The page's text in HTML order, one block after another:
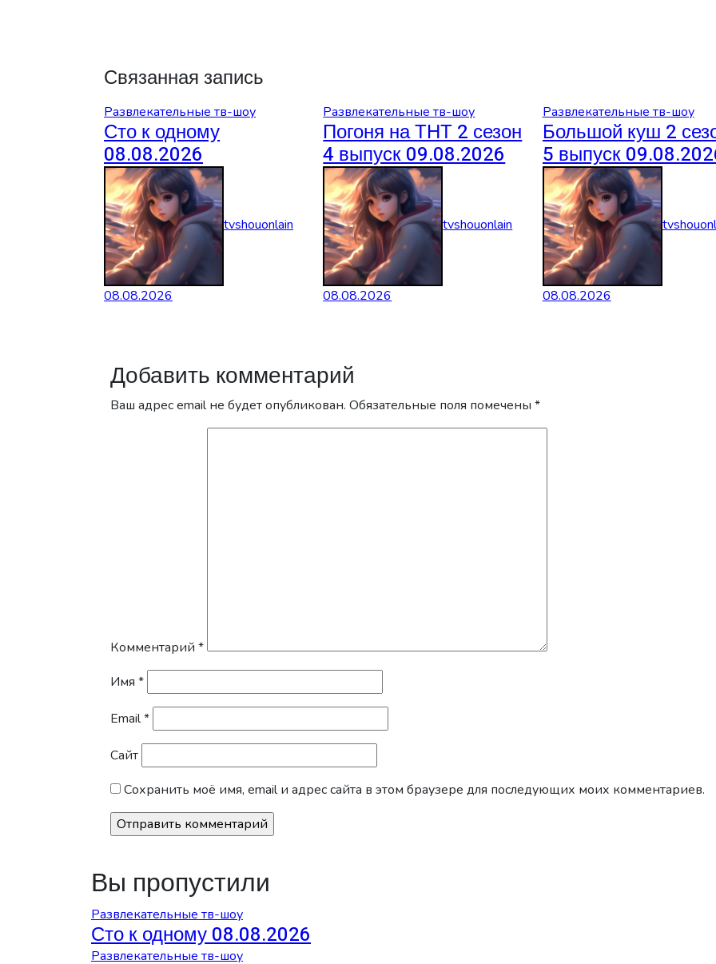
Связанная запись
Развлекательные тв-шоу
Сто к одному
08.08.2026
tvshouonlain
08.08.2026
Развлекательные тв-шоу
Погоня на ТНТ 2 сезон
4 выпуск 09.08.2026
tvshouonlain
08.08.2026
Развлекательные тв-шоу
Большой куш 2
5 выпуск
08.08.2026
Добавить комментарий
Ваш адрес email не будет опубликован. Обязательные поля помечены *
Комментарий *
Имя *
Email*
Сайт
Сохранить моё имя, email и адрес сайта в этом браузере для последующих моих комментариев.
Вы пропустили
Развлекательные тв-шоу
Сто к одному 08.08.2026
Развлекательные тв-шоу